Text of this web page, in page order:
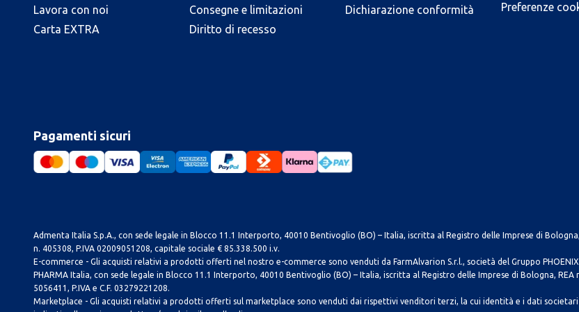
Lavora con noi
Carta EXTRA
Consegne e limitazioni
Diritto di recesso
Dichiarazione conformità
Preferenze
Pagamenti sicuri
Admenta Italia S.p.A., con sede legale in Blocco 11.1 Interporto, 40010 Bentivoglio (BO) – Italia, iscritta al Registro delle Imprese di
n. 405308, P.IVA 02009051208, capitale sociale € 85.338.500 i.v.
E-commerce - Gli acquisti relativi a prodotti offerti nel nostro e-commerce sono venduti da FarmAlvarion S.r.l., società del Gruppo PHOENIX
PHARMA Italia, con sede legale in Blocco 11.1 Interporto, 40010 Bentivoglio (BO) – Italia, iscritta al Registro delle Imprese di Bologna, REA
5056411, P.IVA e C.F. 03279221208.
Marketplace - Gli acquisti relativi a prodotti offerti sul marketplace sono venduti dai rispettivi venditori terzi, la cui identità e i dati societari